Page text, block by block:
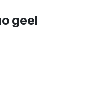
geel